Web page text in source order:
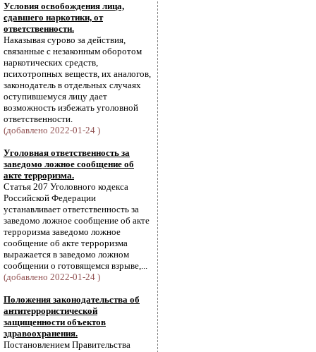
Условия освобождения лица,
сдавшего наркотики, от
ответственности.
Наказывая сурово за действия,
связанные с незаконным оборотом
наркотических средств,
психотропных веществ, их аналогов,
законодатель в отдельных случаях
оступившемуся лицу дает
возможность избежать уголовной
ответственности.
(добавлено 2022-01-24 )
Уголовная ответственность за
заведомо ложное сообщение об
акте терроризма.
Статья 207 Уголовного кодекса
Российской Федерации
устанавливает ответственность за
заведомо ложное сообщение об акте
терроризма заведомо ложное
сообщение об акте терроризма
выражается в заведомо ложном
сообщении о готовящемся взрыве,...
(добавлено 2022-01-24 )
Положения законодательства об
антитеррористической
защищенности объектов
здравоохранения.
Постановлением Правительства